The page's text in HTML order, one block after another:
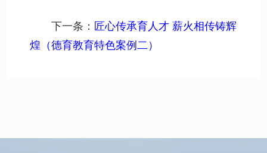
下一条： 匠心传承育人才 薪火相传铸辉
煌（德育教育特色案例二）